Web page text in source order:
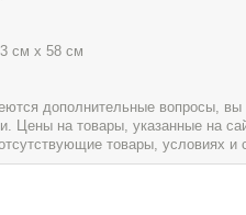
см x 58 см
дополнительные вопросы,
Цены на товары, указанные на
товары, условиях и